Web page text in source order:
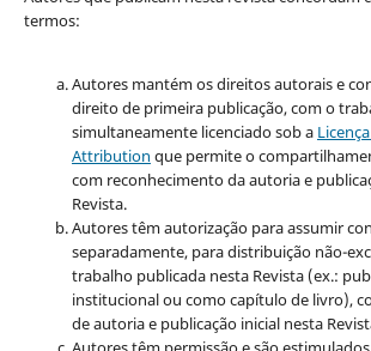
termos:
Autores mantém os direitos autorais e
direito de primeira publicação, com o
simultaneamente licenciado sob a
Attribution que permite o
com reconhecimento da autoria e
Revista.
Autores têm autorização para assumir
separadamente, para distribuição não-
trabalho publicada nesta Revista (ex.:
institucional ou como capítulo de livro),
de autoria e publicação inicial nesta